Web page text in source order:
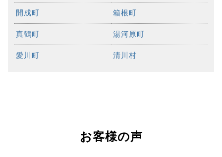
開成町 箱根町
真鶴町 湯河原町
愛川町 清川村
お客様の声